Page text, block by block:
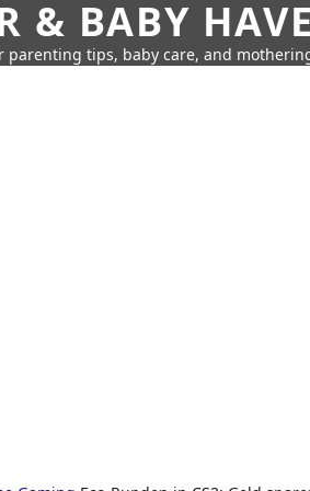
& BABY
parenting tips, baby care, and